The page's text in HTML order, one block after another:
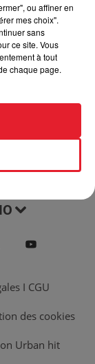
I CGU
des cookies
Urban hit
ou affiner en
mes choix".
sans
ce site. Vous
à tout
chaque page.